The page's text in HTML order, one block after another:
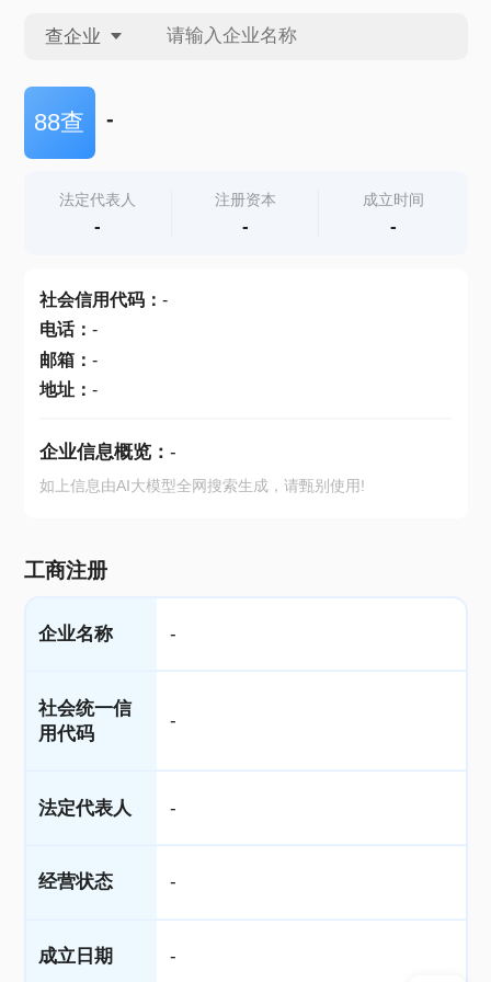
查企业
查企业
查产地
88查 -
法定代表人
-
注册资本
-
成立时间
-
社会信用代码： -
电话： -
邮箱： -
地址： -
企业信息概览： -
如上信息由AI大模型全网搜索生成，请甄别使用!
工商注册
企业名称 -
社会统一信
用代码
-
法定代表人 -
经营状态 -
成立日期 -